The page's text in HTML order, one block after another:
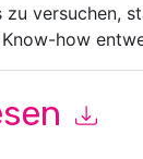
zu versuchen,
how